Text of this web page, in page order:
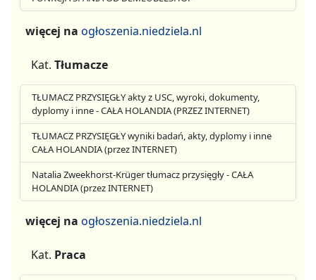
więcej na ogłoszenia.niedziela.nl
Kat. Tłumacze
TŁUMACZ PRZYSIĘGŁY akty z USC, wyroki, dokumenty,
dyplomy i inne - CAŁA HOLANDIA (PRZEZ INTERNET)
TŁUMACZ PRZYSIĘGŁY wyniki badań, akty, dyplomy i inne
CAŁA HOLANDIA (przez INTERNET)
Natalia Zweekhorst-Krüger tłumacz przysięgły - CAŁA
HOLANDIA (przez INTERNET)
więcej na ogłoszenia.niedziela.nl
Kat. Praca